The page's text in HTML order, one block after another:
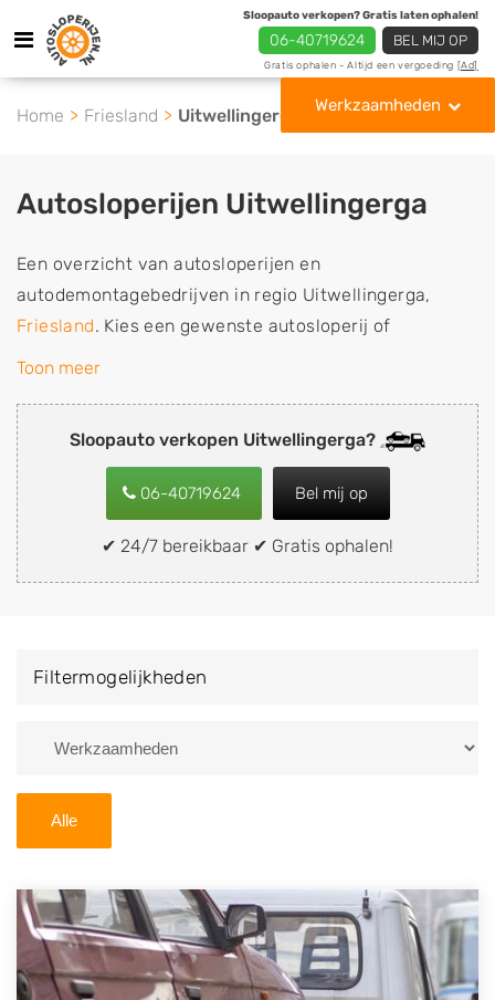
Sloopauto verkopen? Gratis laten ophalen!
06-40719624 BEL MIJ OP
Gratis ophalen - Altijd een vergoeding [Ad]
Werkzaamheden
Home Friesland Uitwellingerga
Sloopauto verkopen Uitwellingerga?
06-40719624 Bel mij op
✔ 24/7 bereikbaar ✔ Gratis ophalen!
Autosloperijen Uitwellingerga
Een overzicht van autosloperijen en
autodemontagebedrijven in regio Uitwellingerga,
Friesland. Kies een gewenste autosloperij of
autosloop uit de lijst die gespecialiseerd is in de
onderdelen of in de inkoop van sloopauto's,
schadeauto's en tweedehands auto's (ook zonder apk
keuring). Wilt u uw auto, camper, vrachtwagen, motor
of brommobiel snel en eenvoudig verkopen aan een
demontagebedrijf in de buurt, deze zelf wegbrengen
naar de sloop of deze liever laten ophalen op een
van Uitwellingerga en ontvang een vergoeding voor
Zoekt u liever naar een sloperij in een andere plaats of
U kunt er ook voor kiezen om direct uw sloopauto te
verkopen en op te laten halen door de Sloopauto
Ophaaldienst van Autosloperijen.nl. Wij kunnen uw
auto gratis ophalen in Uitwellingerga. Neem
Toon meer
Filtermogelijkheden
Alle